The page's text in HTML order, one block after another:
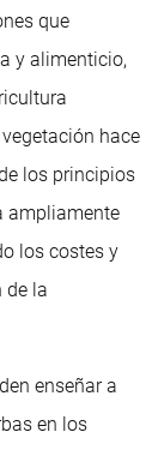
que
y alimenticio,
hace
los principios
ampliamente
los costes y
de la
enseñar a
en los